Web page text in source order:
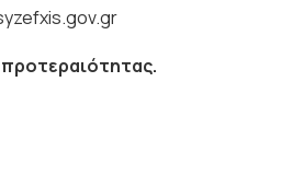
προτεραιότητας.